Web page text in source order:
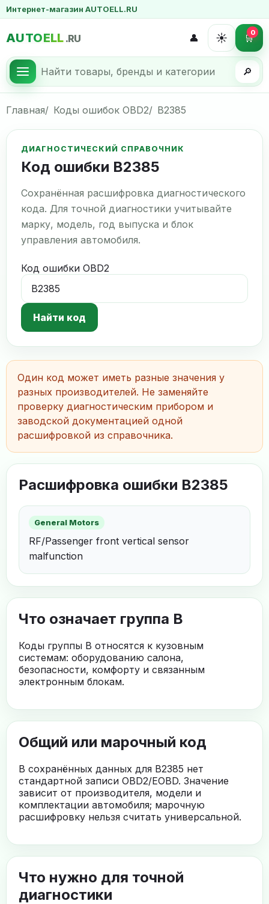
Интернет-магазин AUTOELL.RU
AUTOELL .RU
🔎
👤 ☀️ 🛒0
Главная Коды ошибок OBD2 B2385
ДИАГНОСТИЧЕСКИЙ СПРАВОЧНИК
Код ошибки B2385
Сохранённая расшифровка диагностического
кода. Для точной диагностики учитывайте
марку, модель, год выпуска и блок
управления автомобиля.
Код ошибки OBD2
Найти код
Один код может иметь разные значения у
разных производителей. Не заменяйте
проверку диагностическим прибором и
заводской документацией одной
расшифровкой из справочника.
Расшифровка ошибки B2385
General Motors
RF/Passenger front vertical sensor
malfunction
Что означает группа B
Коды группы B относятся к кузовным
системам: оборудованию салона,
безопасности, комфорту и связанным
электронным блокам.
Общий или марочный код
В сохранённых данных для B2385 нет
стандартной записи OBD2/EOBD. Значение
зависит от производителя, модели и
комплектации автомобиля; марочную
расшифровку нельзя считать универсальной.
Что нужно для точной
диагностики